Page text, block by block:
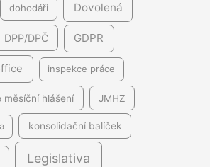
dohodáři Dovolená
DPP/DPČ GDPR
inspekce práce
měsíční hlášení JMHZ
konsolidační balíček
Legislativa